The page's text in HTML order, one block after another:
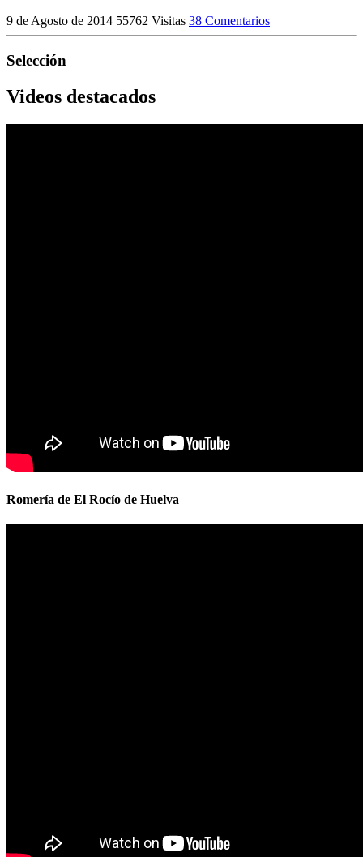
9 de Agosto de 2014 55762 Visitas 38 Comentarios
Selección
Videos destacados
Romería de El Rocío de Huelva